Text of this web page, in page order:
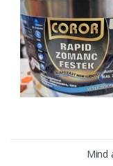
Mind